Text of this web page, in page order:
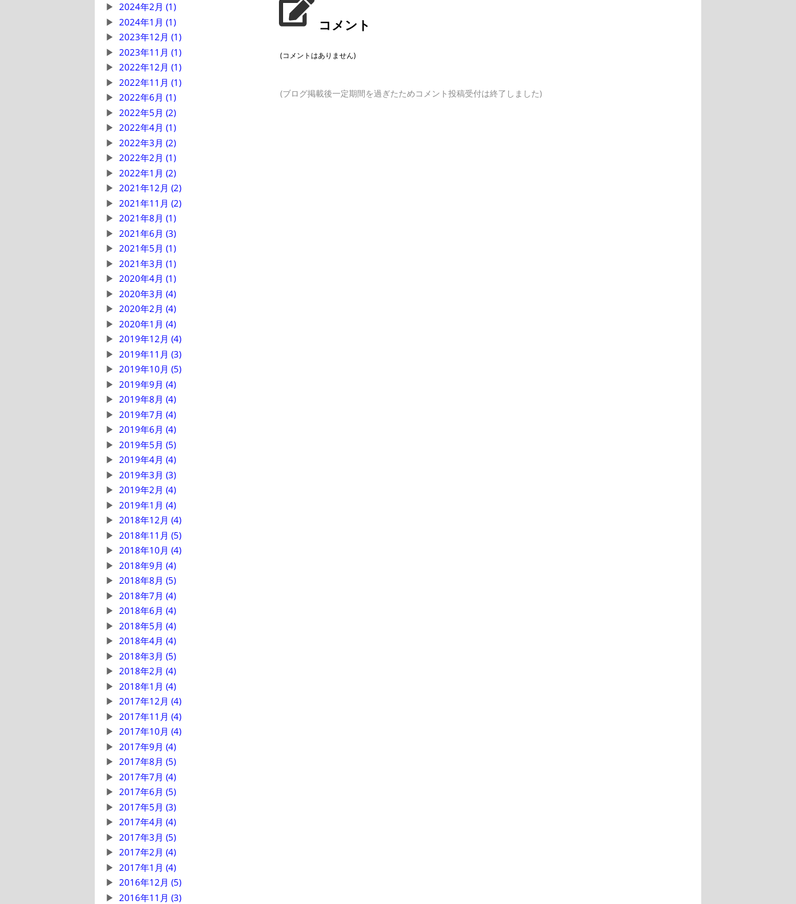
2024年2月 (1)
2024年1月 (1)
2023年12月 (1)
2023年11月 (1)
2022年12月 (1)
2022年11月 (1)
2022年6月 (1)
2022年5月 (2)
2022年4月 (1)
2022年3月 (2)
2022年2月 (1)
2022年1月 (2)
2021年12月 (2)
2021年11月 (2)
2021年8月 (1)
2021年6月 (3)
2021年5月 (1)
2021年3月 (1)
2020年4月 (1)
2020年3月 (4)
2020年2月 (4)
2020年1月 (4)
2019年12月 (4)
2019年11月 (3)
2019年10月 (5)
2019年9月 (4)
2019年8月 (4)
2019年7月 (4)
2019年6月 (4)
2019年5月 (5)
2019年4月 (4)
2019年3月 (3)
2019年2月 (4)
2019年1月 (4)
2018年12月 (4)
2018年11月 (5)
2018年10月 (4)
2018年9月 (4)
2018年8月 (5)
2018年7月 (4)
2018年6月 (4)
2018年5月 (4)
2018年4月 (4)
2018年3月 (5)
2018年2月 (4)
2018年1月 (4)
2017年12月 (4)
2017年11月 (4)
2017年10月 (4)
2017年9月 (4)
2017年8月 (5)
2017年7月 (4)
2017年6月 (5)
2017年5月 (3)
2017年4月 (4)
2017年3月 (5)
2017年2月 (4)
2017年1月 (4)
2016年12月 (5)
2016年11月 (3)
コメント
(コメントはありません)
(ブログ掲載後一定期間を過ぎたためコメント投稿受付は終了しました)